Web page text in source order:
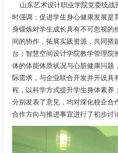
山东艺术设计职业学院党委统战
时强调：促进学生身心健康发展是
身锻炼对学生成长具有不可忽视的
间的协作，拓展实践资源，共同搭
台；智慧空间设计学院教学管理院
体的体能体质状况与心脏健康问题
际需求，与企业联合开发并开设具
程，以科学方式提升学生身体素养
分别发表了意见，均对深化校企合
合作方向与推进事宜进行了初步讨